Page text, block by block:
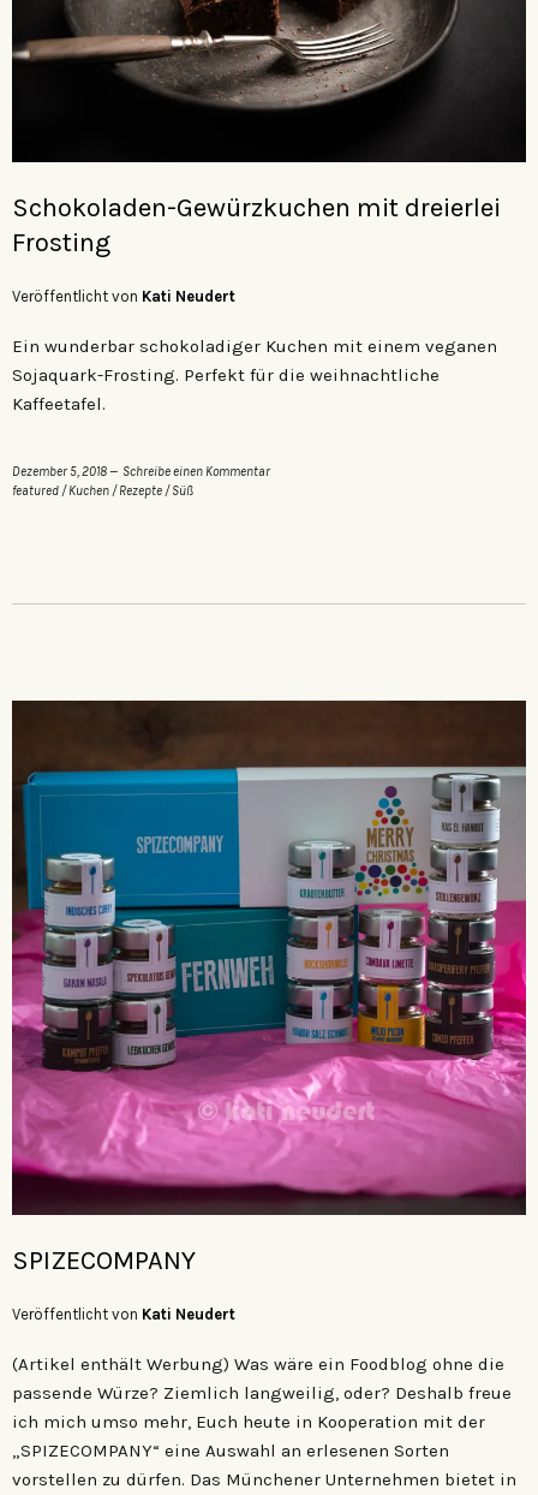
Schokoladen-Gewürzkuchen mit dreierlei
Frosting
Veröffentlicht von Kati Neudert
Ein wunderbar schokoladiger Kuchen mit einem veganen
Sojaquark-Frosting. Perfekt für die weihnachtliche
Kaffeetafel.
Dezember 5, 2018
Schreibe einen Kommentar
featured /Kuchen /Rezepte /Süß
SPIZECOMPANY
Veröffentlicht von Kati Neudert
(Artikel enthält Werbung) Was wäre ein Foodblog ohne die
passende Würze? Ziemlich langweilig, oder? Deshalb freue
ich mich umso mehr, Euch heute in Kooperation mit der
„SPIZECOMPANY“ eine Auswahl an erlesenen Sorten
vorstellen zu dürfen. Das Münchener Unternehmen bietet in